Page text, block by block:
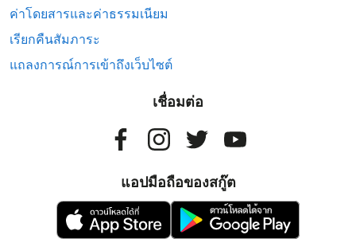
ค่าโดยสารและค่าธรรมเนียม
เรียกคืนสัมภาระ
แถลงการณ์การเข้าถึงเว็บไซต์
เชื่อมต่อ
แอปมือถือของสกู๊ต